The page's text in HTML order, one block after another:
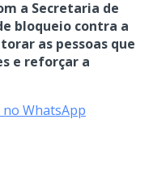
a Secretaria de
bloqueio contra a
as pessoas que
e reforçar a
no WhatsApp